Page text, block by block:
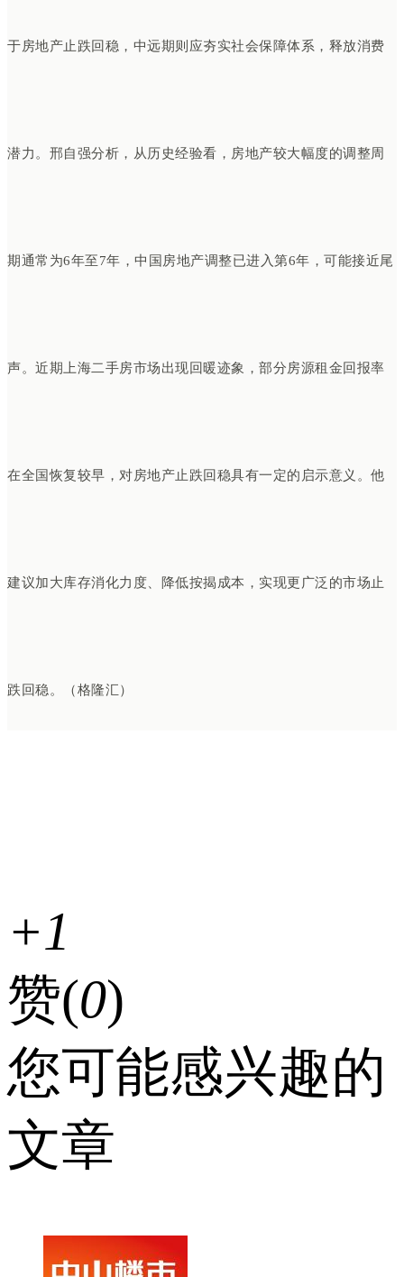
于房地产止跌回稳，中远期则应夯实社会保障体系，释放消费
潜力。邢自强分析，从历史经验看，房地产较大幅度的调整周
期通常为6年至7年，中国房地产调整已进入第6年，可能接近尾
声。近期上海二手房市场出现回暖迹象，部分房源租金回报率
在全国恢复较早，对房地产止跌回稳具有一定的启示意义。他
建议加大库存消化力度、降低按揭成本，实现更广泛的市场止
跌回稳。（格隆汇）
+1
赞(0)
您可能感兴趣的
文章